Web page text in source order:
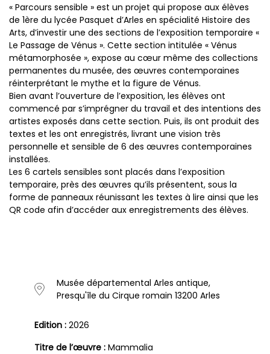
« Parcours sensible » est un projet qui propose aux élèves
de 1ère du lycée Pasquet d’Arles en spécialité Histoire des
Arts, d’investir une des sections de l’exposition temporaire «
Le Passage de Vénus ». Cette section intitulée « Vénus
métamorphosée », expose au cœur même des collections
permanentes du musée, des œuvres contemporaines
réinterprétant le mythe et la figure de Vénus.
Bien avant l’ouverture de l’exposition, les élèves ont
commencé par s’imprégner du travail et des intentions des
artistes exposés dans cette section. Puis, ils ont produit des
textes et les ont enregistrés, livrant une vision très
personnelle et sensible de 6 des œuvres contemporaines
installées.
Les 6 cartels sensibles sont placés dans l’exposition
temporaire, près des œuvres qu’ils présentent, sous la
forme de panneaux réunissant les textes à lire ainsi que les
QR code afin d’accéder aux enregistrements des élèves.
Musée départemental Arles antique,
Presqu'île du Cirque romain 13200 Arles
Edition : 2026
Titre de l’œuvre : Mammalia